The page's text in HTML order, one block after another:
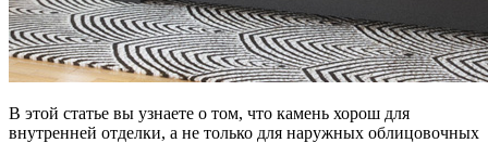
В этой статье вы узнаете о том, что камень хорош для
внутренней отделки, а не только для наружных облицовочных